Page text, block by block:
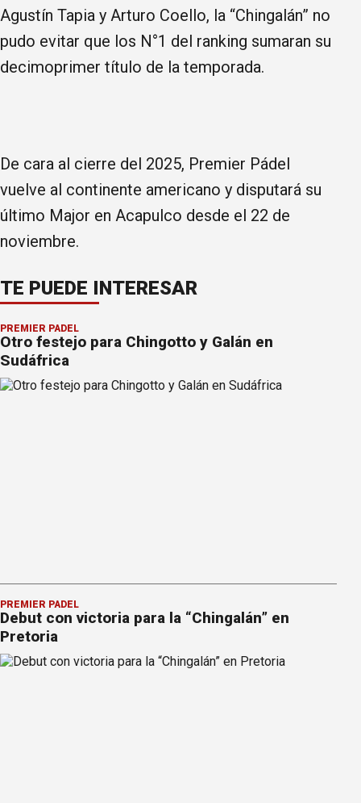
Agustín Tapia y Arturo Coello, la “Chingalán” no
pudo evitar que los N°1 del ranking sumaran su
decimoprimer título de la temporada.
De cara al cierre del 2025, Premier Pádel
vuelve al continente americano y disputará su
último Major en Acapulco desde el 22 de
noviembre.
TE PUEDE INTERESAR
PREMIER PÁDEL
Otro festejo para Chingotto y Galán en
Sudáfrica
PREMIER PÁDEL
Debut con victoria para la “Chingalán” en
Pretoria